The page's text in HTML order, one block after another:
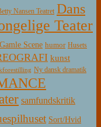
Nansen Teatret Dans
Teater
Gamle Scene humor Husets
kunst
Ny dansk dramatik
samfundskritik
Sort/Hvid